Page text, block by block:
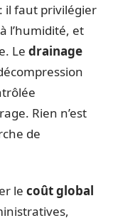
il faut privilégier
l’humidité, et
Le drainage
Rien n’est
de
le coût global